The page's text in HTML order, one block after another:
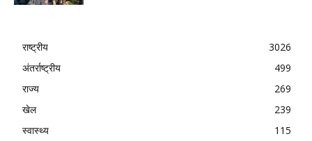
राष्ट्रीय
3026
अंतर्राष्ट्रीय
499
राज्य
269
खेल
239
स्वास्थ्य
115